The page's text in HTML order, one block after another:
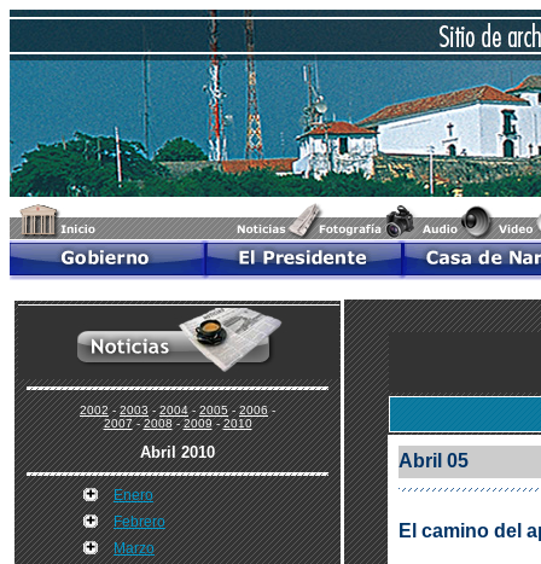
2002-2003-2004-2005-2006-
2007-2008-2009-2010
Abril 2010
Enero
Febrero
Marzo
Abril 05
El camino del